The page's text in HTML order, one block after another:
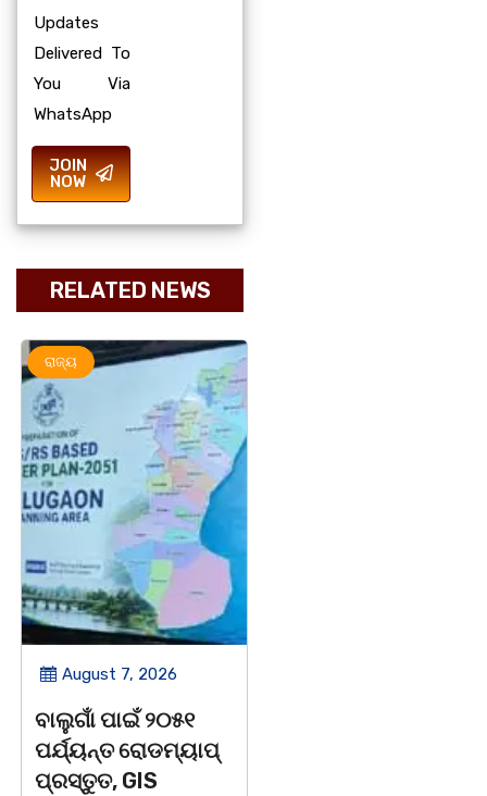
Updates
Delivered To
You Via
WhatsApp
JOIN
NOW
RELATED NEWS
ରାଜ୍ୟ
August 7, 2026
ବାଲୁଗାଁ ପାଇଁ ୨୦୫୧
ପର୍ଯ୍ୟନ୍ତ ରୋଡମ୍ୟାପ୍
ପ୍ରସ୍ତୁତ, GIS